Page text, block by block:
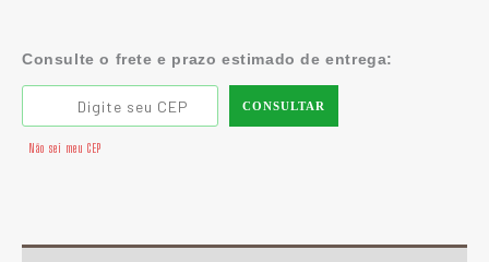
Consulte o frete e prazo estimado de entrega:
CONSULTAR
Não sei meu CEP